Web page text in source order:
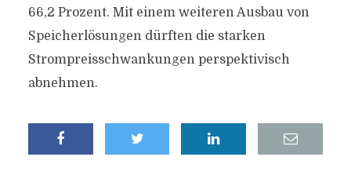
66,2 Prozent. Mit einem weiteren Ausbau von
Speicherlösungen dürften die starken
Strompreisschwankungen perspektivisch
abnehmen.